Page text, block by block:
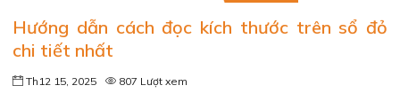
Hướng dẫn cách đọc kích thước trên sổ đỏ
chi tiết nhất
Th12 15, 2025 807 Lượt xem